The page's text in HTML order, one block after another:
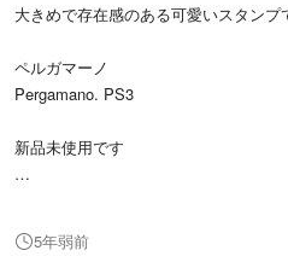
大きめで存在感のある可愛いスタンプ
ペルガマーノ
Pergamano. PS3
新品未使用です
5年弱前